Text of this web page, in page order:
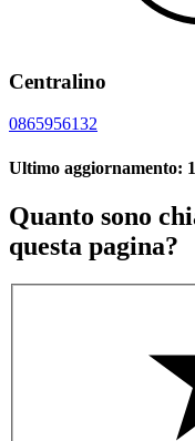
Centralino
0865956132
Ultimo aggiornamento:
Quanto sono
questa pagina?